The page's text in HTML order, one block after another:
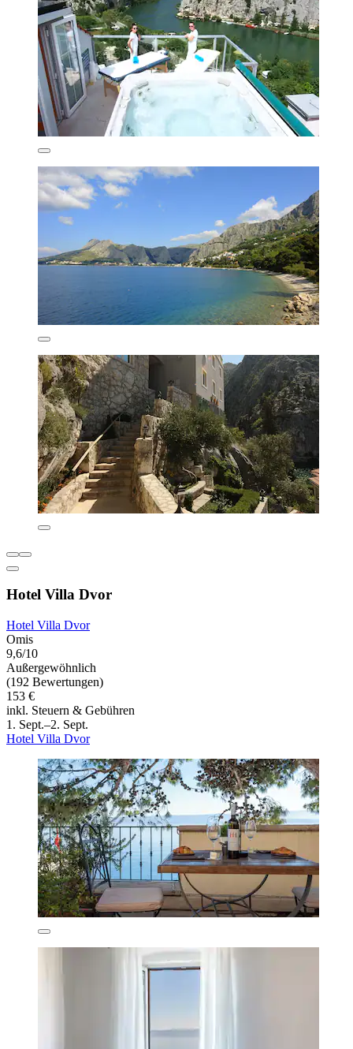
Hotel Villa Dvor
Hotel Villa Dvor
Omis
9,6/10
Außergewöhnlich
(192 Bewertungen)
153 €
inkl. Steuern & Gebühren
1. Sept.–2. Sept.
Hotel Villa Dvor